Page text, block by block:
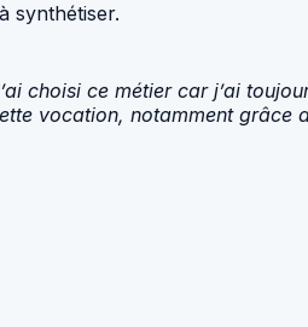
synthétiser.
choisi ce métier car j’ai
vocation, notamment grâce